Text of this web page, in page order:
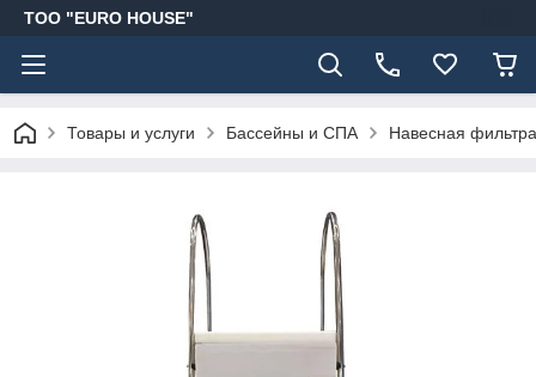
ТОО "EURO HOUSE"
Товары и услуги Бассейны и СПА Навесная